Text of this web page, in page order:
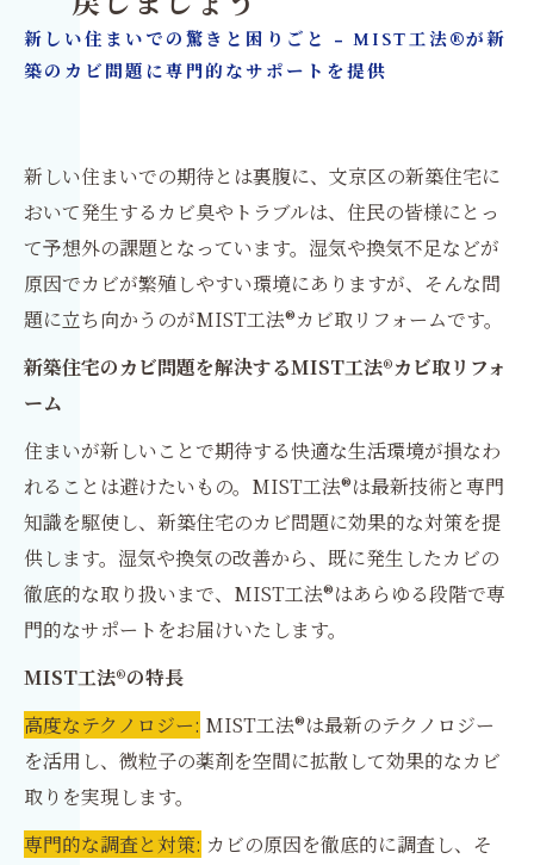
新しい住まいでの驚きと困りごと - MIST工法®が新
築のカビ問題に専門的なサポートを提供
新しい住まいでの期待とは裏腹に、文京区の新築住宅に
おいて発生するカビ臭やトラブルは、住民の皆様にとっ
て予想外の課題となっています。湿気や換気不足などが
原因でカビが繁殖しやすい環境にありますが、そんな問
題に立ち向かうのがMIST工法®カビ取リフォームです。
新築住宅のカビ問題を解決するMIST工法®カビ取リフォ
ーム
住まいが新しいことで期待する快適な生活環境が損なわ
れることは避けたいもの。MIST工法®は最新技術と専門
知識を駆使し、新築住宅のカビ問題に効果的な対策を提
供します。湿気や換気の改善から、既に発生したカビの
徹底的な取り扱いまで、MIST工法®はあらゆる段階で専
門的なサポートをお届けいたします。
MIST工法®の特長
高度なテクノロジー: MIST工法®は最新のテクノロジー
を活用し、微粒子の薬剤を空間に拡散して効果的なカビ
取りを実現します。
専門的な調査と対策: カビの原因を徹底的に調査し、そ